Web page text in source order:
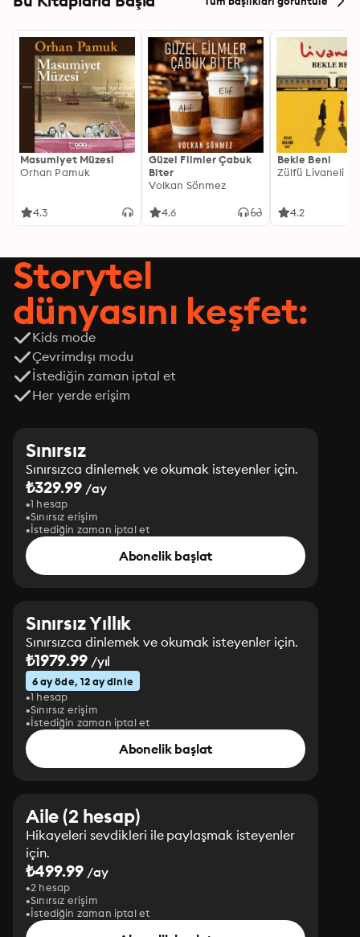
Masumiyet Müzesi
Orhan Pamuk
4.3
Güzel Filmler Çabuk
Biter
Volkan Sönmez
4.6
Bekle Beni
Zülfü Livaneli
4.2
Storytel
dünyasını keşfet:
Kids mode
Çevrimdışı modu
İstediğin zaman iptal et
Her yerde erişim
Sınırsız
Sınırsızca dinlemek ve okumak isteyenler için.
₺329.99 /ay
1 hesap
Sınırsız erişim
İstediğin zaman iptal et
Abonelik başlat
Sınırsız Yıllık
Sınırsızca dinlemek ve okumak isteyenler için.
₺1979.99/yıl
6 ay öde, 12 ay dinle
1 hesap
Sınırsız erişim
İstediğin zaman iptal et
Abonelik başlat
Aile (2 hesap)
Hikayeleri sevdikleri ile paylaşmak isteyenler
için.
₺499.99 /ay
2 hesap
Sınırsız erişim
İstediğin zaman iptal et